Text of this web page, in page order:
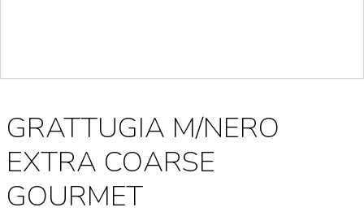
GRATTUGIA M/NERO
EXTRA COARSE
GOURMET